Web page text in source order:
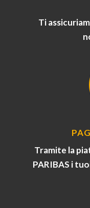
Ti
Tramite la
PARIBAS i